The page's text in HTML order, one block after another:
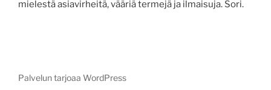
mielestä asiavirheitä, vääriä termejä ja ilmaisuja. Sori.
Palvelun tarjoaa WordPress